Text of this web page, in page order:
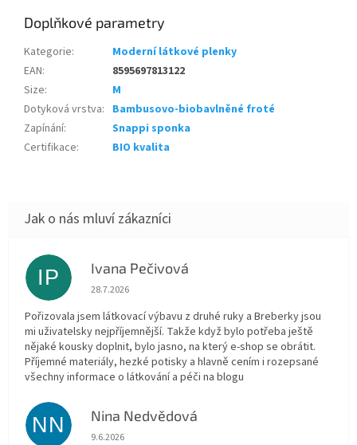
Doplňkové parametry
Kategorie:
Moderní látkové plenky
EAN:
8595697813122
Size:
M
Dotyková vrstva: Bambusovo-biobavlněné froté
Zapínání:
Snappi sponka
Certifikace: BIO kvalita
IP Ivana Pečivová
Hodnocení obchodu je 5 z 5 hvězdiček.
28.7.2026
Pořizovala jsem látkovací výbavu z druhé ruky a Breberky jsou
mi uživatelsky nejpříjemnější. Takže když bylo potřeba ještě
nějaké kousky doplnit, bylo jasno, na který e-shop se obrátit.
Příjemné materiály, hezké potisky a hlavně cením i rozepsané
všechny informace o látkování a péči na blogu
NN Nina Nedvědová
Hodnocení obchodu je 5 z 5 hvězdiček.
9.6.2026